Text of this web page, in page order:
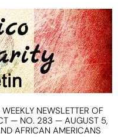
NEWSLETTER OF
— NO. 283 — AUGUST 5,
AFRICAN AMERICANS